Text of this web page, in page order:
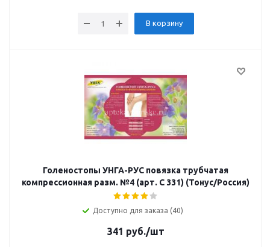
В корзину
Голеностопы УНГА-РУС повязка трубчатая
компрессионная разм. №4 (арт. C 331) (Тонус/Россия)
Доступно для заказа (40)
341 руб./шт